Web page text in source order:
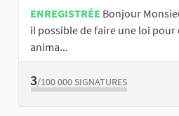
ENREGISTRÉE Bonjour
il possible de faire une loi pour
anima...
3/100 000 SIGNATURES